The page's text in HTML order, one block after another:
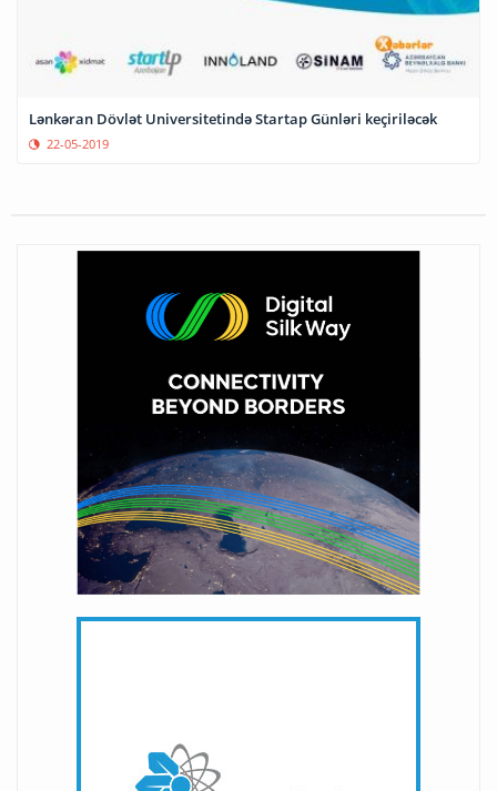
Lənkəran Dövlət Universitetində Startap Günləri keçiriləcək
22-05-2019